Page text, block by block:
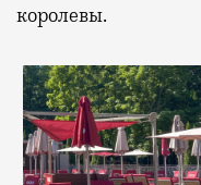
королевы.